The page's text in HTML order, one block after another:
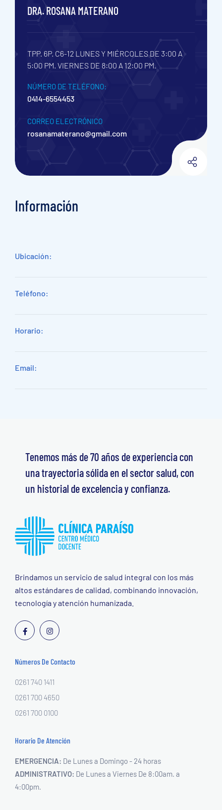
DRA. ROSANA MATERANO
TPP. 6P. C6-12 LUNES Y MIÉRCOLES DE 3:00 A
5:00 PM. VIERNES DE 8:00 A 12:00 PM.
NÚMERO DE TELÉFONO:
0414-6554453
CORREO ELECTRÓNICO
rosanamaterano@gmail.com
Información
Ubicación:
Teléfono:
Horario:
Email:
Tenemos más de 70 años de experiencia con
una trayectoria sólida en el sector salud, con
un historial de excelencia y confianza.
Brindamos un servicio de salud integral con los más
altos estándares de calidad, combinando innovación,
tecnología y atención humanizada.
Números De Contacto
0261 740 1411
0261 700 4650
0261 700 0100
Horario De Atención
EMERGENCIA: De Lunes a Domingo - 24 horas
ADMINISTRATIVO: De Lunes a Viernes De 8:00am. a
4:00pm.